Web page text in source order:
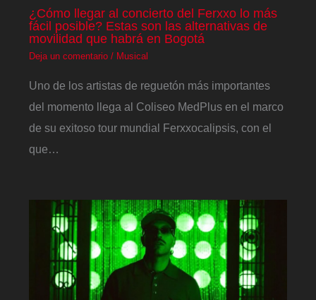
¿Cómo llegar al concierto del Ferxxo lo más
fácil posible? Estas son las alternativas de
movilidad que habrá en Bogotá
Deja un comentario / Musical
Uno de los artistas de reguetón más importantes
del momento llega al Coliseo MedPlus en el marco
de su exitoso tour mundial Ferxxocalipsis, con el
que…